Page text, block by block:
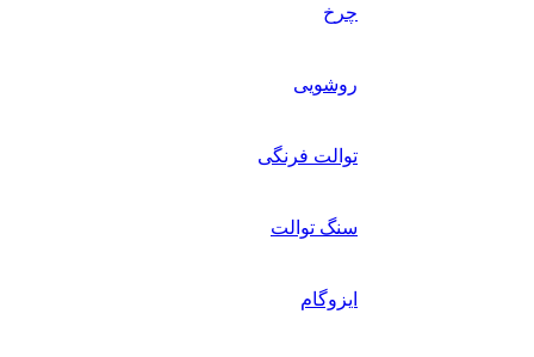
چرخ
روشویی
توالت فرنگی
سنگ توالت
ایزوگام